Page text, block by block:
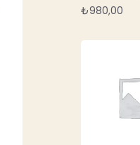
₺980,00